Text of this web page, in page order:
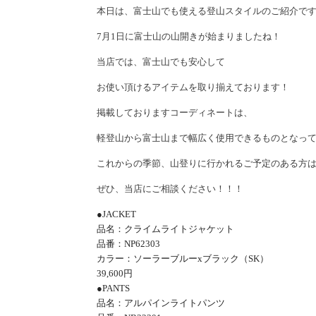
本日は、富士山でも使える登山スタイルのご紹介です
7 月1日に富士山の山開きが始まりましたね！
当店では、富士山でも安心して
お使い頂けるアイテムを取り揃えております！
掲載しておりますコーディネートは、
軽登山から富士山まで幅広く使用できるものとなっ
これからの季節、山登りに行かれるご予定のある方は
ぜひ、当店にご相談ください！！！
●JACKET
品名：クライムライトジャケット
品番： NP62303
カラー：ソーラーブルーxブラック（SK）
39,600円
●PANTS
品名：アルパインライトパンツ